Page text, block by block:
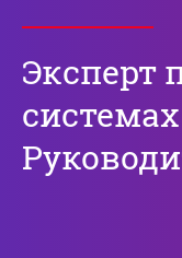
Эксперт